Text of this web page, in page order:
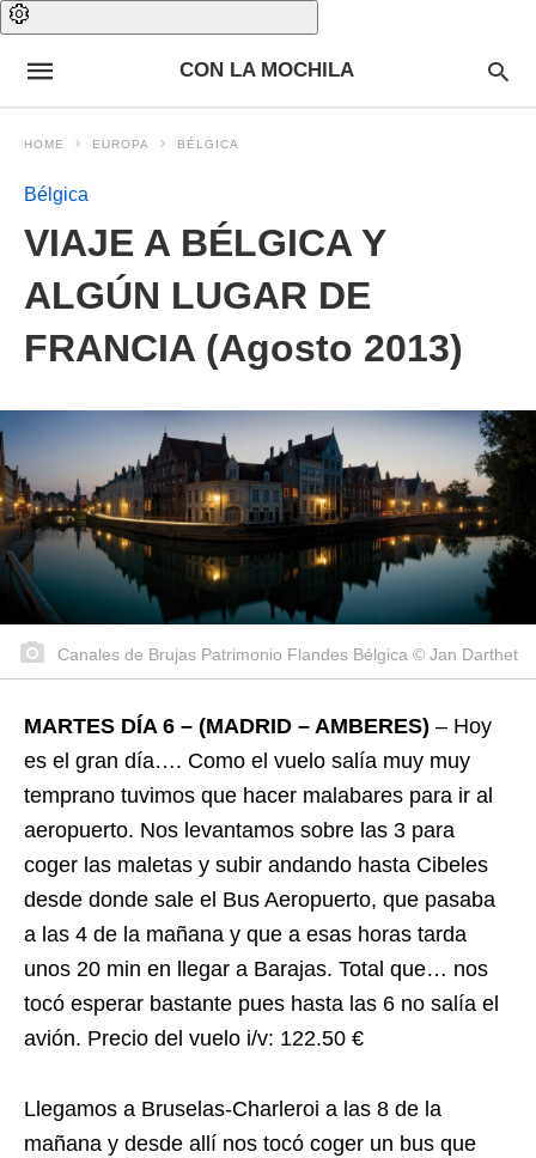
CON LA MOCHILA
HOME EUROPA BÉLGICA
Bélgica
VIAJE A BÉLGICA Y
ALGÚN LUGAR DE
FRANCIA (Agosto 2013)
Canales de Brujas Patrimonio Flandes Bélgica © Jan Darthet
MARTES DÍA 6 – (MADRID – AMBERES) – Hoy
es el gran día…. Como el vuelo salía muy muy
temprano tuvimos que hacer malabares para ir al
aeropuerto. Nos levantamos sobre las 3 para
coger las maletas y subir andando hasta Cibeles
desde donde sale el Bus Aeropuerto, que pasaba
a las 4 de la mañana y que a esas horas tarda
unos 20 min en llegar a Barajas. Total que… nos
tocó esperar bastante pues hasta las 6 no salía el
avión. Precio del vuelo i/v: 122.50 €
Llegamos a Bruselas-Charleroi a las 8 de la
mañana y desde allí nos tocó coger un bus que